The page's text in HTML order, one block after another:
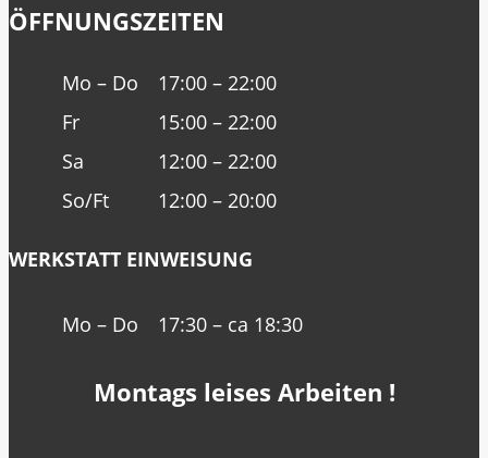
ÖFFNUNGSZEITEN
Mo – Do
17:00 – 22:00
Fr
15:00 – 22:00
Sa
12:00 – 22:00
So/Ft
12:00 – 20:00
WERKSTATT EINWEISUNG
Mo – Do 17:30 – ca 18:30
Montags leises Arbeiten !